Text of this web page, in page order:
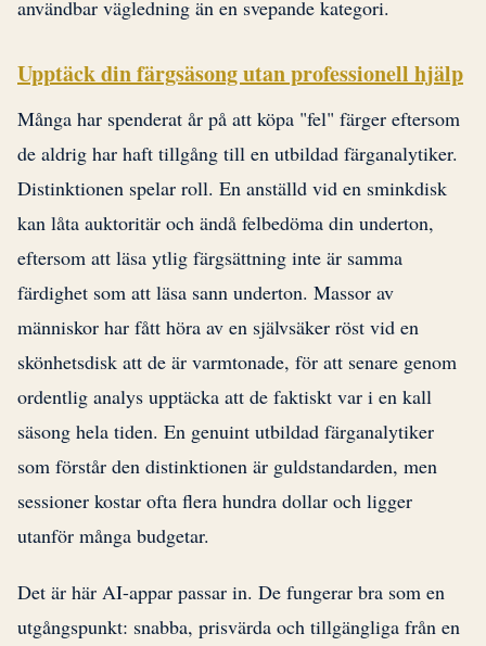
användbar vägledning än en svepande kategori.
Upptäck din färgsäsong utan professionell hjälp
Många har spenderat år på att köpa "fel" färger eftersom
de aldrig har haft tillgång till en utbildad färganalytiker.
Distinktionen spelar roll. En anställd vid en sminkdisk
kan låta auktoritär och ändå felbedöma din underton,
eftersom att läsa ytlig färgsättning inte är samma
färdighet som att läsa sann underton. Massor av
människor har fått höra av en självsäker röst vid en
skönhetsdisk att de är varmtonade, för att senare genom
ordentlig analys upptäcka att de faktiskt var i en kall
säsong hela tiden. En genuint utbildad färganalytiker
som förstår den distinktionen är guldstandarden, men
sessioner kostar ofta flera hundra dollar och ligger
utanför många budgetar.
Det är här AI-appar passar in. De fungerar bra som en
utgångspunkt: snabba, prisvärda och tillgängliga från en